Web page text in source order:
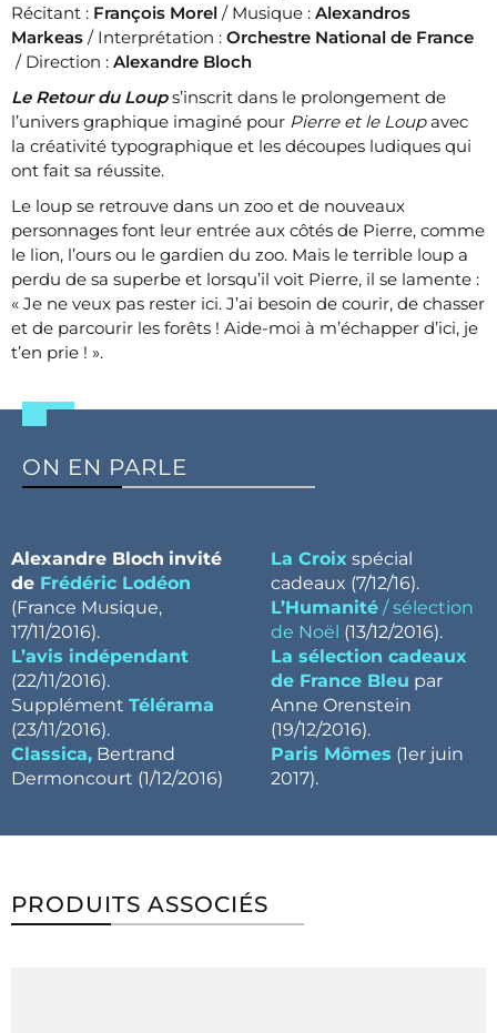
Récitant : François Morel / Musique : Alexandros
Markeas / Interprétation : Orchestre National de France
/ Direction : Alexandre Bloch
Le Retour du Loups’inscrit dans le prolongement de
l’univers graphique imaginé pour Pierre et le Loupavec
la créativité typographique et les découpes ludiques qui
ont fait sa réussite.
Le loup se retrouve dans un zoo et de nouveaux
personnages font leur entrée aux côtés de Pierre, comme
le lion, l’ours ou le gardien du zoo. Mais le terrible loup a
perdu de sa superbe et lorsqu’il voit Pierre, il se lamente :
« Je ne veux pas rester ici. J’ai besoin de courir, de chasser
et de parcourir les forêts ! Aide-moi à m’échapper d’ici, je
t’en prie ! ».
ON EN PARLE
Alexandre Bloch invité
de Frédéric Lodéon
(France Musique,
17/11/2016).
L’avis indépendant
(22/11/2016).
Supplément Télérama
(23/11/2016).
Classica, Bertrand
Dermoncourt (1/12/2016)
La Croix spécial
cadeaux (7/12/16).
L’Humanité / sélection
de Noël (13/12/2016).
La sélection cadeaux
de France Bleu par
Anne Orenstein
(19/12/2016).
Paris Mômes (1er juin
2017).
PRODUITS ASSOCIÉS